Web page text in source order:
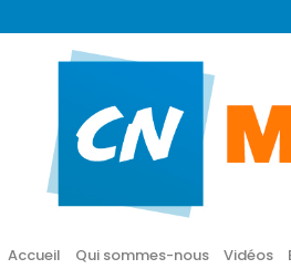
Accueil Qui sommes-nous Vidéos
CN MÉDIA
Une vie nouvelle en
Accueil